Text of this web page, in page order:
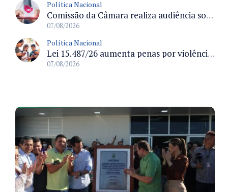
Política Nacional
Comissão da Câmara realiza audiência sobre apostas online para medir o tamanho do mercado ilegal
07/08/2026
Política Nacional
Lei 15.487/26 aumenta penas por violência sexual digital contra crianças e adolescentes e autoriza ronda virtual para investigação
07/08/2026